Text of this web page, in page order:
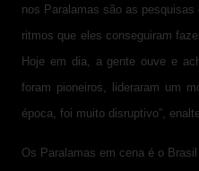
nos Paralamas são as
ritmos que eles conseguiram
Hoje em dia, a gente ouve e
foram pioneiros, lideraram um
época, foi muito disruptivo”,
Os Paralamas em cena é o